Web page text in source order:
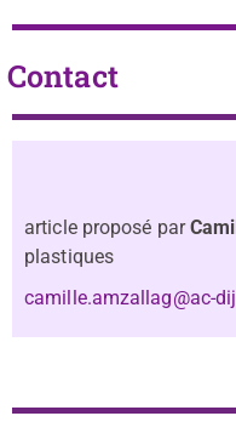
Contact
article proposé par
plastiques
camille.amzallag@ac-